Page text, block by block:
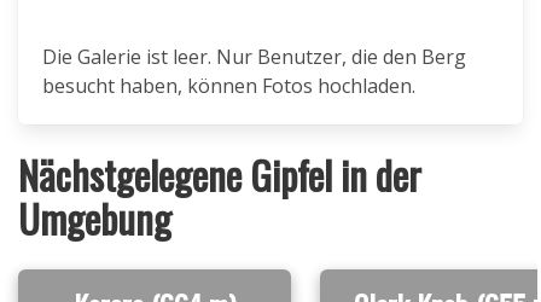
Die Galerie ist leer. Nur Benutzer, die den Berg
besucht haben, können Fotos hochladen.
Nächstgelegene Gipfel in der
Umgebung